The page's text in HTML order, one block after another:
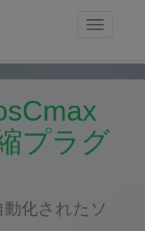
Toggle
プラグ
化されたソ